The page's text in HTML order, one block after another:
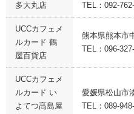
多大丸店
TEL：092-
UCCカフェメ
ルカード 鶴
屋百貨店
熊本県熊本市
TEL：096-
UCCカフェメ
ルカード い
よてつ髙島屋
愛媛県松山市
TEL：089-